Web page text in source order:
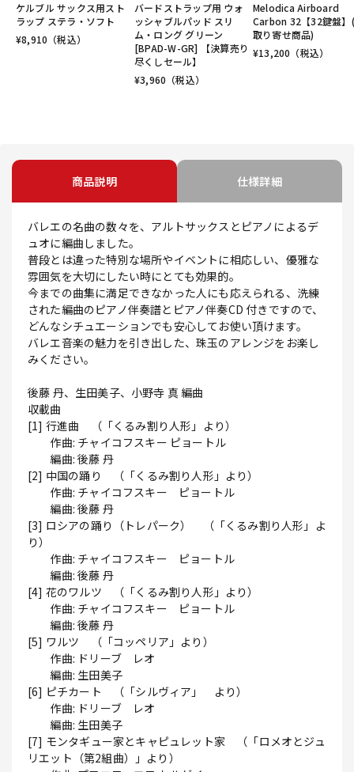
ケルブル サックス用スト
ラップ ステラ・ソフト
¥8,910 （税込）
バードストラップ用 ウォ
ッシャブルパッド スリ
ム・ロング グリーン
[BPAD-W-GR] 【決算売り
尽くしセール】
¥3,960 （税込）
Melodica Airboard
Carbon 32【32鍵盤】
取り寄せ商品)
¥13,200 （税込）
商品説明 仕様詳細
バレエの名曲の数々を、アルトサックスとピアノによるデ
ュオに編曲しました。
普段とは違った特別な場所やイベントに相応しい、優雅な
雰囲気を大切にしたい時にとても効果的。
今までの曲集に満足できなかった人にも応えられる、洗練
された編曲のピアノ伴奏譜とピアノ伴奏CD 付きですので、
どんなシチュエーションでも安心してお使い頂けます。
バレエ音楽の魅力を引き出した、珠玉のアレンジをお楽し
みください。
後藤 丹、生田美子、小野寺 真 編曲
収載曲
[1] 行進曲 （「くるみ割り人形」より）
作曲: チャイコフスキー ピョートル
編曲: 後藤 丹
[2] 中国の踊り （「くるみ割り人形」より）
作曲: チャイコフスキー ピョートル
編曲: 後藤 丹
[3] ロシアの踊り（トレパーク） （「くるみ割り人形」よ
り）
作曲: チャイコフスキー ピョートル
編曲: 後藤 丹
[4] 花のワルツ （「くるみ割り人形」より）
作曲: チャイコフスキー ピョートル
編曲: 後藤 丹
[5] ワルツ （「コッペリア」より）
作曲: ドリーブ レオ
編曲: 生田美子
[6] ピチカート （「シルヴィア」 より）
作曲: ドリーブ レオ
編曲: 生田美子
[7] モンタギュー家とキャピュレット家 （「ロメオとジュ
リエット（第2組曲）」より）